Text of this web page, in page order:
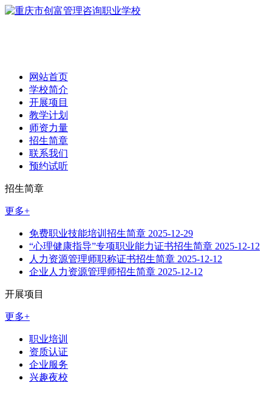
网站首页
学校简介
开展项目
教学计划
师资力量
招生简章
联系我们
预约试听
招生简章
更多+
免费职业技能培训招生简章 2025-12-29
“心理健康指导”专项职业能力证书招生简章 2025-12-12
人力资源管理师职称证书招生简章 2025-12-12
企业人力资源管理师招生简章 2025-12-12
开展项目
更多+
职业培训
资质认证
企业服务
兴趣夜校